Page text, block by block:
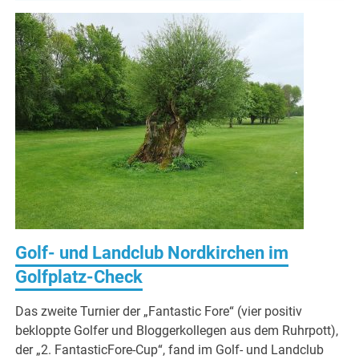
Golf- und Landclub Nordkirchen im
Golfplatz-Check
Das zweite Turnier der „Fantastic Fore“ (vier positiv
bekloppte Golfer und Bloggerkollegen aus dem Ruhrpott),
der „2. FantasticFore-Cup“, fand im Golf- und Landclub